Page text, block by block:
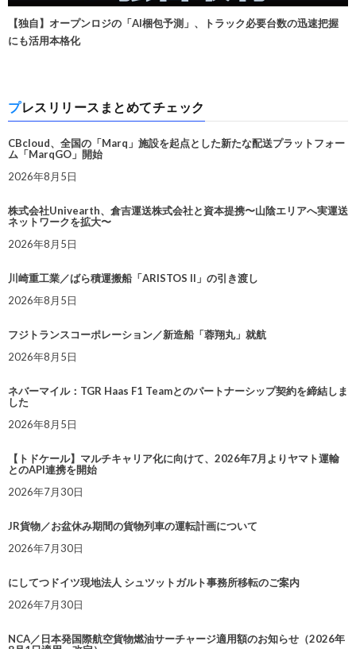
【独自】オープンロジの「AI梱包予測」、トラック必要台数の迅速把握
にも活用本格化
プレスリリースまとめてチェック
CBcloud、全国の「Marq」施設を起点とした新たな配送プラットフォー
ム「MarqGO」開始
2026年8月5日
株式会社Univearth、倉吉運送株式会社と資本提携〜山陰エリアへ実運送
ネットワークを拡大〜
2026年8月5日
川崎重工業／ばら積運搬船「ARISTOS II」の引き渡し
2026年8月5日
フジトランスコーポレーション／新造船「蓉翔丸」就航
2026年8月5日
ネバーマイル：TGR Haas F1 Teamとのパートナーシップ契約を締結しま
した
2026年8月5日
【トドケール】マルチキャリア化に向けて、2026年7月よりヤマト運輸
とのAPI連携を開始
2026年7月30日
JR貨物／お盆休み期間の貨物列車の運転計画について
2026年7月30日
にしてつドイツ現地法人 シュツットガルト事務所移転のご案内
2026年7月30日
NCA／日本発国際航空貨物燃油サーチャージ適用額のお知らせ（2026年